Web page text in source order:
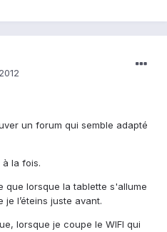
un forum qui semble adapté
la fois.
que lorsque la tablette s'allume
l’éteins juste avant.
lorsque je coupe le WIFI qui